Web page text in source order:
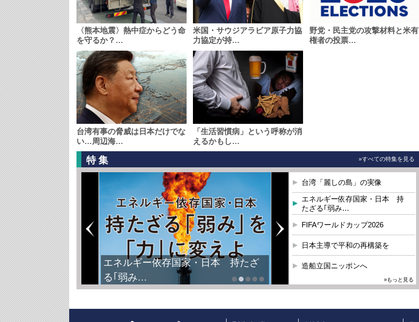
〈熊本地震〉熱中症からどう命
を守るか？…
米国・サウジアラビア原子力協
力協定が持…
野党・民主党の攻撃材料と米有
権者の投票…
台湾有事の脅威は日本だけでな
い…周辺海…
「生活習慣病」という呼称が消
えるかもし…
特集 »すべての特集を見る
エネルギー依存国家・日本 持たざ
る｢弱み…
台湾「麗しの島」の実像
エネルギー依存国家・日本 持
たざる｢弱み…
FIFAワールドカップ2026
日本主導で平和の再構築を
造船立国ニッポンへ
»もっと見る